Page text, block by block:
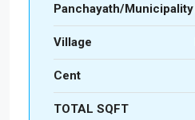
Panchayath/Municipality
Village
Cent
TOTAL SQFT